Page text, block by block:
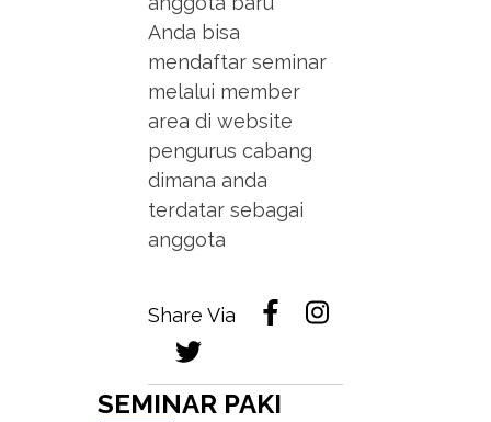
Anda bisa
mendaftar seminar
melalui member
area di website
pengurus cabang
dimana anda
terdatar sebagai
anggota
Share Via
SEMINAR PAKI